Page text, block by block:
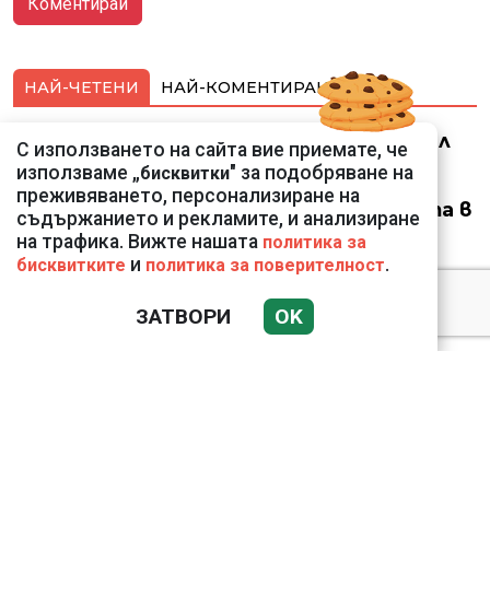
НАЙ-ЧЕТЕНИ НАЙ-КОМЕНТИРАНИ
Ким Чен Ун е получил
22 милиарда долара
свръхпечалба от
началото на войната в
Украйна
18 тона храна за
С използването на сайта вие приемате, че
използваме „бисквитки" за подобряване на
преживяването, персонализиране на
съдържанието и рекламите, и анализиране
на трафика. Вижте нашата политика за
бисквитките и политика за поверителност.
ЗАТВОРИ OK